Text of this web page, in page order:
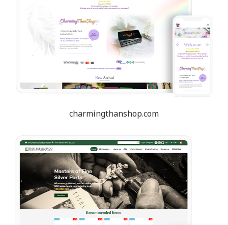
charmingthanshop.com